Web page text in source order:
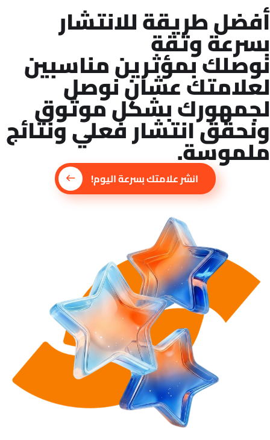
أفضل طريقة للانتشار
بسرعة وثقة
نوصلك بمؤثرين مناسبين
لعلامتك عشان نوصل
لجمهورك بشكل موثوق
ونحقق انتشار فعلي ونتائج
ملموسة.
انشر علامتك بسرعة اليوم!